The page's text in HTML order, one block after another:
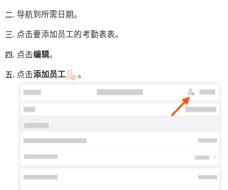
导航到所需日期。
点击要添加员工的考勤表表。
点击编辑。
点击添加员工 。